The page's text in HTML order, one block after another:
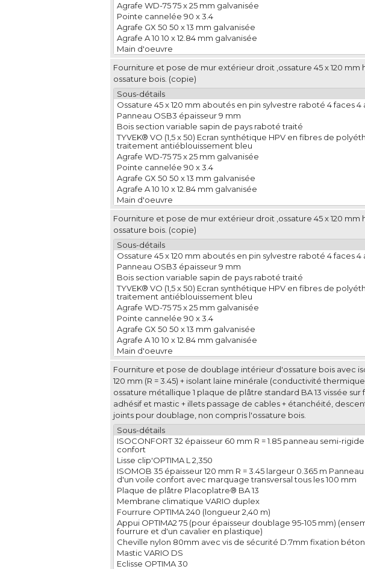
Agrafe WD-75 75 x 25 mm galvanisée
Pointe cannelée 90 x 3.4
Agrafe GX 50 50 x 13 mm galvanisée
Agrafe A 10 10 x 12.84 mm galvanisée
Main d'oeuvre
Fourniture et pose de mur extérieur droit ,ossature 45 x 120 mm
ossature bois. (copie)
Sous-détails
Ossature 45 x 120 mm aboutés en pin sylvestre raboté 4 faces 4
Panneau OSB3 épaisseur 9 mm
Bois section variable sapin de pays raboté traité
TYVEK® VO (1,5 x 50) Ecran synthétique HPV en fibres de
traitement antiéblouissement bleu
Agrafe WD-75 75 x 25 mm galvanisée
Pointe cannelée 90 x 3.4
Agrafe GX 50 50 x 13 mm galvanisée
Agrafe A 10 10 x 12.84 mm galvanisée
Main d'oeuvre
Fourniture et pose de mur extérieur droit ,ossature 45 x 120 mm
ossature bois. (copie)
Sous-détails
Ossature 45 x 120 mm aboutés en pin sylvestre raboté 4 faces 4
Panneau OSB3 épaisseur 9 mm
Bois section variable sapin de pays raboté traité
TYVEK® VO (1,5 x 50) Ecran synthétique HPV en fibres de
traitement antiéblouissement bleu
Agrafe WD-75 75 x 25 mm galvanisée
Pointe cannelée 90 x 3.4
Agrafe GX 50 50 x 13 mm galvanisée
Agrafe A 10 10 x 12.84 mm galvanisée
Main d'oeuvre
Fourniture et pose de doublage intérieur d'ossature bois avec
120 mm (R = 3.45) + isolant laine minérale (conductivité
ossature métallique 1 plaque de plâtre standard BA 13 vissée
adhésif et mastic + illets passage de cables + étanchéité,
joints pour doublage, non compris l'ossature bois.
Sous-détails
ISOCONFORT 32 épaisseur 60 mm R = 1.85 panneau semi-
confort
Lisse clip'OPTIMA L 2,350
ISOMOB 35 épaisseur 120 mm R = 3.45 largeur 0.365 m
d'un voile confort avec marquage transversal tous les 100 mm
Plaque de plâtre Placoplatre® BA 13
Membrane climatique VARIO duplex
Fourrure OPTIMA 240 (longueur 2,40 m)
Appui OPTIMA2 75 (pour épaisseur doublage 95-105 mm)
fourrure et d'un cavalier en plastique)
Cheville nylon 80mm avec vis de sécurité D.7mm fixation
Mastic VARIO DS
Eclisse OPTIMA 30